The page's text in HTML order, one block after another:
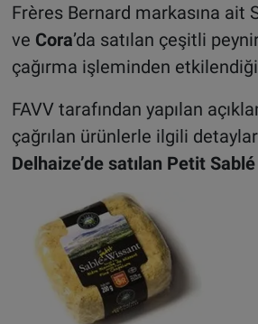
Frères Bernard markasına ait
ve Cora’da satılan çeşitli
çağırma işleminden
FAVV tarafından yapılan
çağrılan ürünlerle ilgili
Delhaize’de satılan Petit